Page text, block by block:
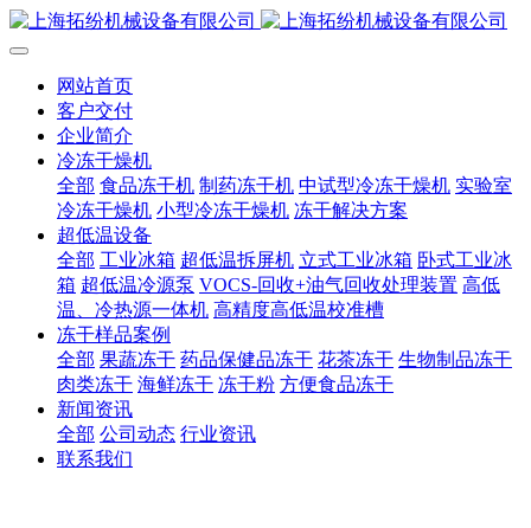
网站首页
客户交付
企业简介
冷冻干燥机
全部 食品冻干机 制药冻干机 中试型冷冻干燥机 实验室
冷冻干燥机 小型冷冻干燥机 冻干解决方案
超低温设备
全部 工业冰箱 超低温拆屏机 立式工业冰箱 卧式工业冰
箱 超低温冷源泵 VOCS-回收+油气回收处理装置 高低
温、冷热源一体机 高精度高低温校准槽
冻干样品案例
全部 果蔬冻干 药品保健品冻干 花茶冻干 生物制品冻干
肉类冻干 海鲜冻干 冻干粉 方便食品冻干
新闻资讯
全部 公司动态 行业资讯
联系我们